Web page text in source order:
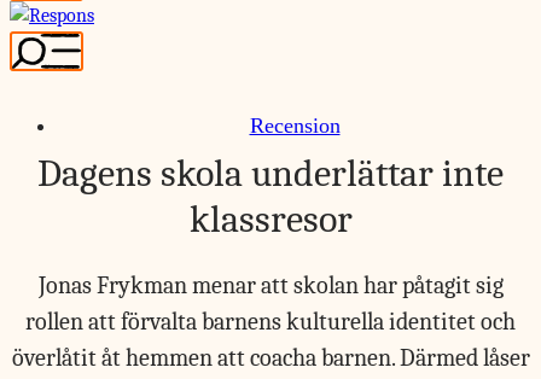
Recension
Dagens skola underlättar inte
klassresor
Jonas Frykman menar att skolan har påtagit sig
rollen att förvalta barnens kulturella identitet och
överlåtit åt hemmen att coacha barnen. Därmed låser